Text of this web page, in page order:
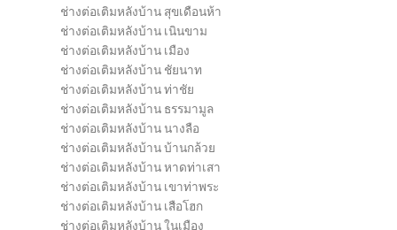
ช่างต่อเติมหลังบ้าน สุขเดือนห้า
ช่างต่อเติมหลังบ้าน เนินขาม
ช่างต่อเติมหลังบ้าน เมือง
ช่างต่อเติมหลังบ้าน ชัยนาท
ช่างต่อเติมหลังบ้าน ท่าชัย
ช่างต่อเติมหลังบ้าน ธรรมามูล
ช่างต่อเติมหลังบ้าน นางลือ
ช่างต่อเติมหลังบ้าน บ้านกล้วย
ช่างต่อเติมหลังบ้าน หาดท่าเสา
ช่างต่อเติมหลังบ้าน เขาท่าพระ
ช่างต่อเติมหลังบ้าน เสือโฮก
ช่างต่อเติมหลังบ้าน ในเมือง